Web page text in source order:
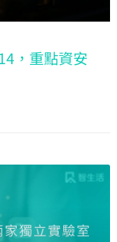
，重點資安